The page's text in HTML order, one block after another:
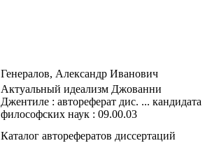
Генералов, Александр Иванович
Актуальный идеализм Джованни
Джентиле : автореферат дис. ... кандидата
философских наук : 09.00.03
Каталог авторефератов диссертаций